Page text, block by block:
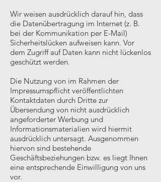
Wir weisen ausdrücklich darauf hin, dass
die Datenübertragung im Internet (z. B.
bei der Kommunikation per E-Mail)
Sicherheitslücken aufweisen kann. Vor
dem Zugriff auf Daten kann nicht lückenlos
geschützt werden.
Die Nutzung von im Rahmen der
Impressumspflicht veröffentlichten
Kontaktdaten durch Dritte zur
Übersendung von nicht ausdrücklich
angeforderter Werbung und
Informationsmaterialien wird hiermit
ausdrücklich untersagt. Ausgenommen
hiervon sind bestehende
Geschäftsbeziehungen bzw. es liegt Ihnen
eine entsprechende Einwilligung von uns
vor.